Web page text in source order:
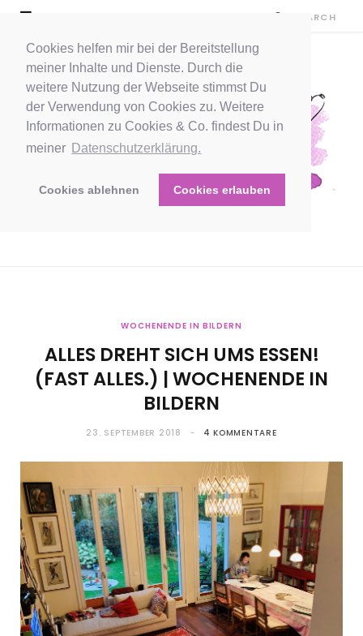
Cookies helfen mir bei der Bereitstellung
meiner Inhalte und Dienste. Durch die
weitere Nutzung der Webseite stimmst Du
der Verwendung von Cookies zu. Weitere
Informationen zu Cookies & Co. findest Du in
meiner Datenschutzerklärung.
Cookies ablehnen Cookies erlauben
WOCHENENDE IN BILDERN
ALLES DREHT SICH UMS ESSEN!
(FAST ALLES.) | WOCHENENDE IN
BILDERN
23. SEPTEMBER 2018 4 KOMMENTARE